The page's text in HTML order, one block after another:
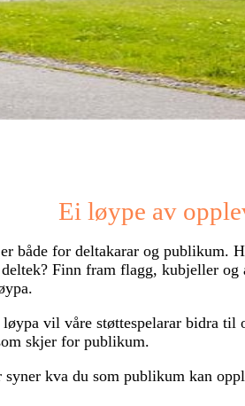
Ei løype av
både for deltakarar og publikum.
Finn fram flagg, kubjeller og
vil våre støttespelarar bidra til
skjer for publikum.
syner kva du som publikum kan